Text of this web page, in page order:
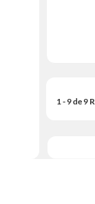
1 - 9 de 9